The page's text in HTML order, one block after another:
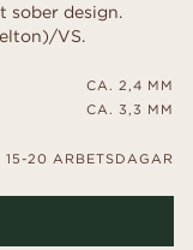
sober design.
VS.
CA. 2,4 MM
CA. 3,3 MM
15-20 ARBETSDAGAR